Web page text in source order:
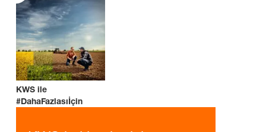
KWS ile
#DahaFazlasıİçin